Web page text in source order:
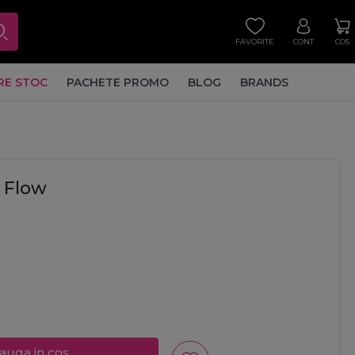
FAVORITE CONT COS
STOC PACHETE PROMO BLOG BRANDS
Flow